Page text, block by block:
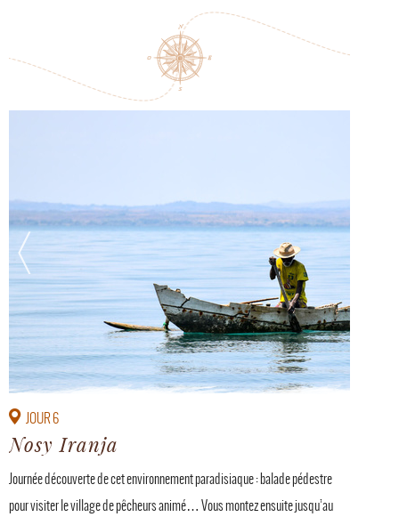
JOUR 6
Nosy Iranja
Journée découverte de cet environnement paradisiaque : balade pédestre
pour visiter le village de pêcheurs animé… Vous montez ensuite jusqu’au